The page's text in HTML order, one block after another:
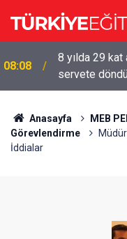
08:08
8 yılda 29
servete döndü
Anasayfa MEB
Görevlendirme
İddialar